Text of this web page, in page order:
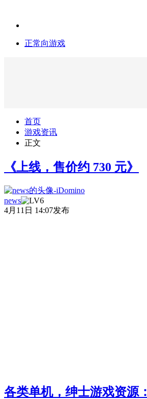
正常向游戏
首页
游戏资讯
正文
《上线，售价约 730 元》
news
4月11日 14:07发布
各类单机，绅士游戏资源：